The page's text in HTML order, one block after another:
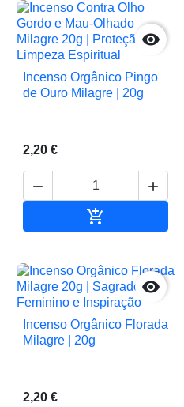

Incenso Orgânico Pingo
de Ouro Milagre | 20g
2,20 €
 


Incenso Orgânico Florada
Milagre | 20g
2,20 €